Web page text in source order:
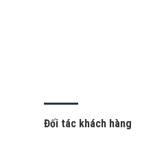
Đối tác khách hàng